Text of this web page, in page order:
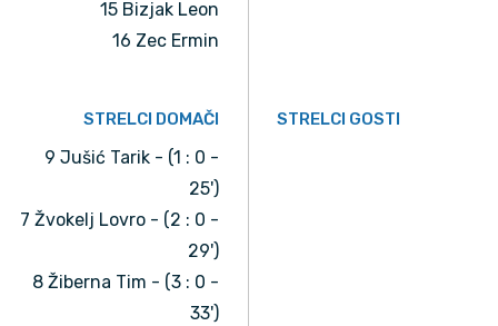
15 Bizjak Leon
16 Zec Ermin
STRELCI DOMAČI
9 Jušić Tarik - (1 : 0 -
25')
7 Žvokelj Lovro - (2 : 0 -
29')
8 Žiberna Tim - (3 : 0 -
33')
STRELCI GOSTI